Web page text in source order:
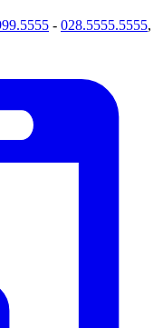
- 028.5555.5555,